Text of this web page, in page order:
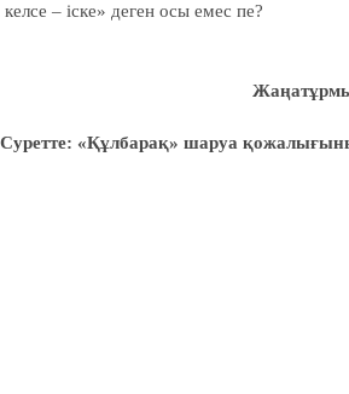
– іске» деген осы емес пе?
Суретте: «Құлбарақ» шаруа